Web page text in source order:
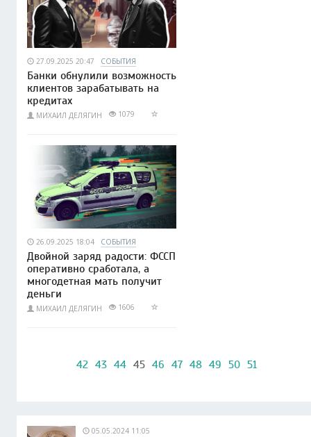
27.09.2025 20:47 СОБЫТИЯ
Банки обнулили возможность
клиентов зарабатывать на
кредитах
МИХАИЛ ДЕЛЯГИН 1079
26.09.2025 18:04 СОБЫТИЯ
Двойной заряд радости: ФССП
оперативно сработала, а
многодетная мать получит
деньги
МИХАИЛ ДЕЛЯГИН 1606
42 43 44 45 46 47 48 49 50 51
05.05.2024 11:05